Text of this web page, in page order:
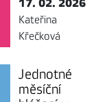
17. 02. 2026
Kateřina
Křečková
Jednotné
měsíční